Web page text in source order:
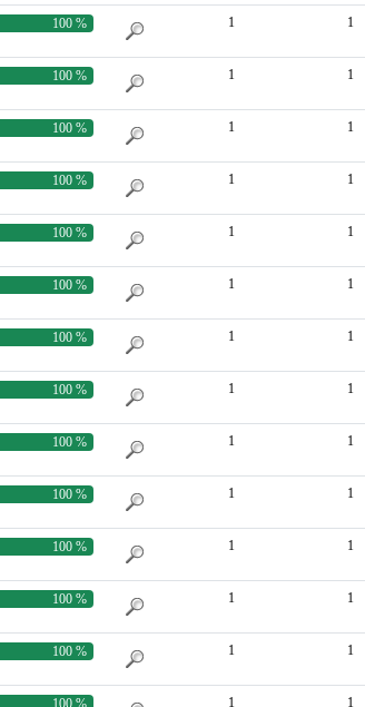
100 % 1 1
100 % 1 1
100 % 1 1
100 % 1 1
100 % 1 1
100 % 1 1
100 % 1 1
100 % 1 1
100 % 1 1
100 % 1 1
100 % 1 1
100 % 1 1
100 % 1 1
100 % 1 1